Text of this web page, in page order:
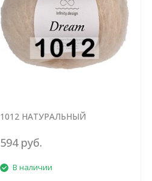
1012 НАТУРАЛЬНЫЙ
594 руб.
В наличии